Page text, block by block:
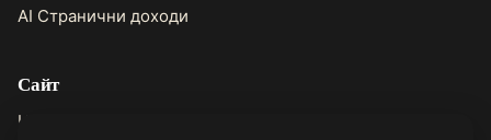
AI Странични доходи
Сайт
Начало